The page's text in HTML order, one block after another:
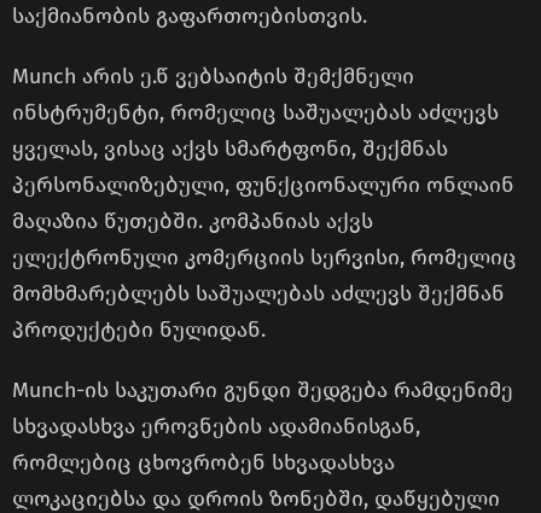
საქმიანობის გაფართოებისთვის.
Munch არის ე.წ ვებსაიტის შემქმნელი
ინსტრუმენტი, რომელიც საშუალებას აძლევს
ყველას, ვისაც აქვს სმარტფონი, შექმნას
პერსონალიზებული, ფუნქციონალური ონლაინ
მაღაზია წუთებში. კომპანიას აქვს
ელექტრონული კომერციის სერვისი, რომელიც
მომხმარებლებს საშუალებას აძლევს შექმნან
პროდუქტები ნულიდან.
Munch-ის საკუთარი გუნდი შედგება რამდენიმე
სხვადასხვა ეროვნების ადამიანისგან,
რომლებიც ცხოვრობენ სხვადასხვა
ლოკაციებსა და დროის ზონებში, დაწყებული